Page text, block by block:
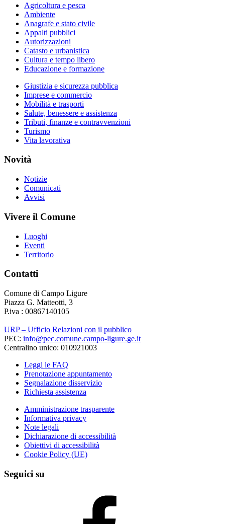
Agricoltura e pesca
Ambiente
Anagrafe e stato civile
Appalti pubblici
Autorizzazioni
Catasto e urbanistica
Cultura e tempo libero
Educazione e formazione
Giustizia e sicurezza pubblica
Imprese e commercio
Mobilità e trasporti
Salute, benessere e assistenza
Tributi, finanze e contravvenzioni
Turismo
Vita lavorativa
Novità
Notizie
Comunicati
Avvisi
Vivere il Comune
Luoghi
Eventi
Territorio
Contatti
Comune di Campo Ligure
Piazza G. Matteotti, 3
P.iva : 00867140105
URP – Ufficio Relazioni con il pubblico
PEC: info@pec.comune.campo-ligure.ge.it
Centralino unico: 010921003
Leggi le FAQ
Prenotazione appuntamento
Segnalazione disservizio
Richiesta assistenza
Amministrazione trasparente
Informativa privacy
Note legali
Dichiarazione di accessibilità
Obiettivi di accessibilità
Cookie Policy (UE)
Seguici su